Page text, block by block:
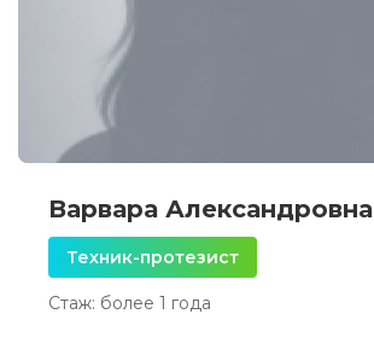
Варвара Александровна
Техник-протезист
Стаж: более 1 года